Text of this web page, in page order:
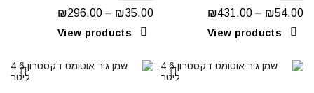
₪54.00
–
₪431.00
View products
₪35.00
–
₪296.00
View products